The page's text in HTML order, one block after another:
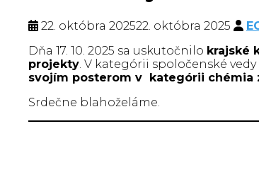
22. októbra 202522. októbra 2025
Dňa 17. 10. 2025 sa uskutočnilo krajské
projekty. V kategórii spoločenské vedy
svojím posterom v kategórii chémia
Srdečne blahoželáme.